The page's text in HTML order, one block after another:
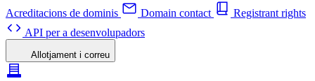
Acreditacions de dominis
Domain contact
Registrant rights
API per a desenvolupadors
Allotjament i correu